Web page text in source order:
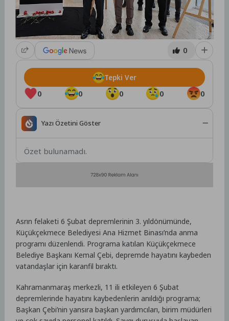
0
0 0 0 0 0
Tepki Ver
Yazı Özetini Göster
Özet bulunamadı.
Asrın felaketi 6 Şubat depremlerinin 3. yıldönümünde,
Küçükçekmece Belediyesi Ana Hizmet Binası’nda anma
programı düzenlendi. Programa katılan Küçükçekmece
Belediye Başkanı Kemal Çebi, depremde hayatını kaybeden
vatandaşlar için karanfil bıraktı.
Kahramanmaraş merkezli, 11 ili etkileyen 6 Şubat
depremlerinde hayatını kaybedenlerin anıldığı programa;
Başkan Çebi’nin yansıra başkan yardımcıları, birim müdürleri